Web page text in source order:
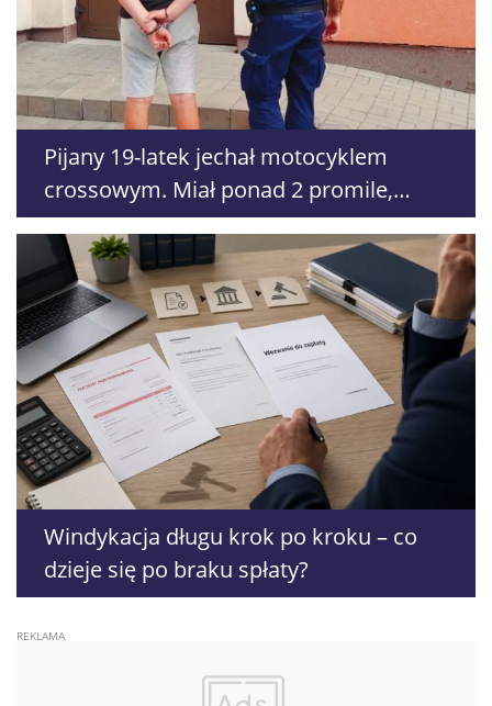
Pijany 19-latek jechał motocyklem
crossowym. Miał ponad 2 promile,
czeka go deportacja
Windykacja długu krok po kroku – co
dzieje się po braku spłaty?